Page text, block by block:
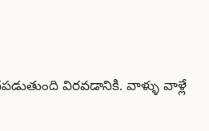
విరవడానికి. వాళ్ళు వాళ్లే